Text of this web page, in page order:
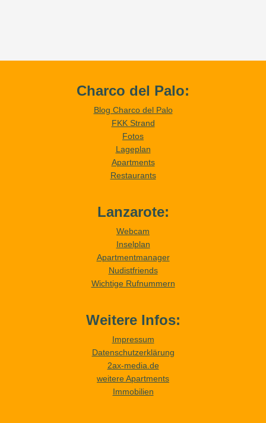
Charco del Palo:
Blog Charco del Palo
FKK Strand
Fotos
Lageplan
Apartments
Restaurants
Lanzarote:
Webcam
Inselplan
Apartmentmanager
Nudistfriends
Wichtige Rufnummern
Weitere Infos:
Impressum
Datenschutzerklärung
2ax-media.de
weitere Apartments
Immobilien